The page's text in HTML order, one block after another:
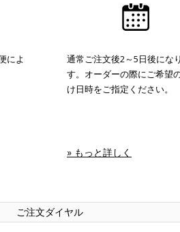
によ
通常ご注文後2～5日後にな
す。オーダーの際にご希望
け日時をご指定ください。
» もっと詳しく
ご注文ダイヤル